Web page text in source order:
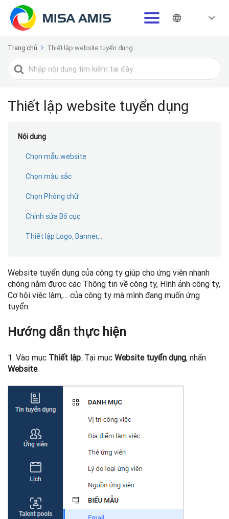
Trang chủ Thiết lập website tuyển dụng
Tìm
kiếm
Thiết lập website tuyển dụng
Nội dung
Chọn mẫu website
Chọn màu sắc
Chọn Phông chữ
Chỉnh sửa Bố cục
Thiết lập Logo, Banner,...
Website tuyển dụng của công ty giúp cho ứng viên nhanh
chóng nắm được các Thông tin về công ty, Hình ảnh công ty,
Cơ hội việc làm,… của công ty mà mình đang muốn ứng
tuyển.
Hướng dẫn thực hiện
1. Vào mục Thiết lập. Tại mục Website tuyển dụng, nhấn
Website.